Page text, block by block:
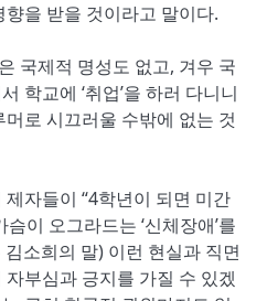
을 받을 것이라고 말이다.
국제적 명성도 없고, 겨우 국
학교에 ‘취업’을 하러 다니니
로 시끄러울 수밖에 없는 것
자들이 “4학년이 되면 미간
슴이 오그라드는 ‘신체장애’를
소희의 말) 이런 현실과 직면
부심과 긍지를 가질 수 있겠